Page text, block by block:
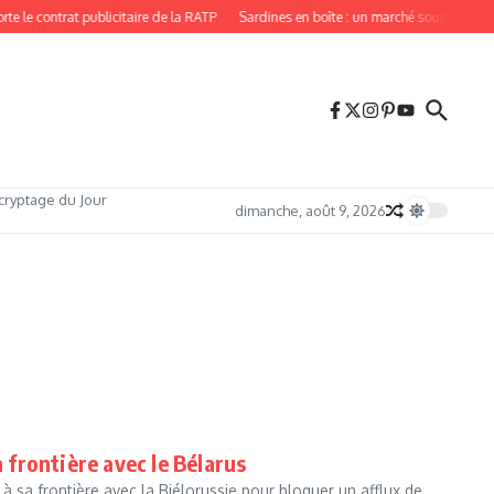
le contrat publicitaire de la RATP Sardines en boîte : un marché sous
du Jour
dimanche, août 9, 2026
avec le Bélarus
sa frontière avec la Biélorussie pour bloquer un afflux de